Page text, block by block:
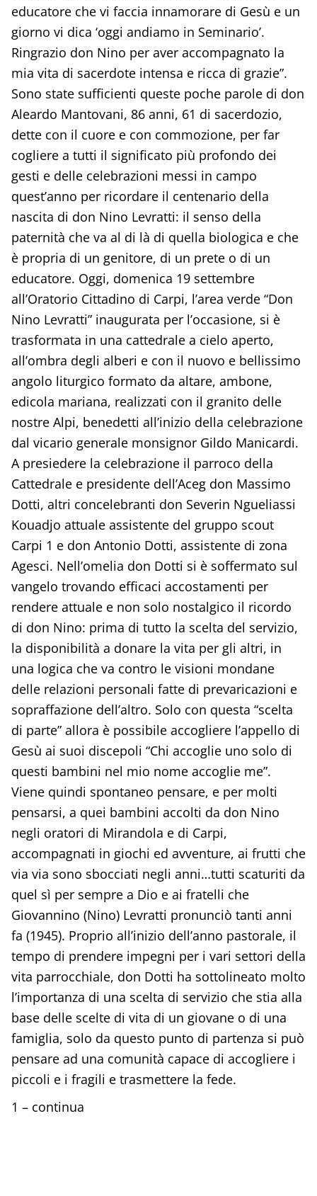
educatore che vi faccia innamorare di Gesù e un
giorno vi dica ‘oggi andiamo in Seminario’.
Ringrazio don Nino per aver accompagnato la
mia vita di sacerdote intensa e ricca di grazie”.
Sono state sufficienti queste poche parole di don
Aleardo Mantovani, 86 anni, 61 di sacerdozio,
dette con il cuore e con commozione, per far
cogliere a tutti il significato più profondo dei
gesti e delle celebrazioni messi in campo
quest’anno per ricordare il centenario della
nascita di don Nino Levratti: il senso della
paternità che va al di là di quella biologica e che
è propria di un genitore, di un prete o di un
educatore. Oggi, domenica 19 settembre
all’Oratorio Cittadino di Carpi, l’area verde “Don
Nino Levratti” inaugurata per l’occasione, si è
trasformata in una cattedrale a cielo aperto,
all’ombra degli alberi e con il nuovo e bellissimo
angolo liturgico formato da altare, ambone,
edicola mariana, realizzati con il granito delle
nostre Alpi, benedetti all’inizio della celebrazione
dal vicario generale monsignor Gildo Manicardi.
A presiedere la celebrazione il parroco della
Cattedrale e presidente dell’Aceg don Massimo
Dotti, altri concelebranti don Severin Ngueliassi
Kouadjo attuale assistente del gruppo scout
Carpi 1 e don Antonio Dotti, assistente di zona
Agesci. Nell’omelia don Dotti si è soffermato sul
vangelo trovando efficaci accostamenti per
rendere attuale e non solo nostalgico il ricordo
di don Nino: prima di tutto la scelta del servizio,
la disponibilità a donare la vita per gli altri, in
una logica che va contro le visioni mondane
delle relazioni personali fatte di prevaricazioni e
sopraffazione dell’altro. Solo con questa “scelta
di parte” allora è possibile accogliere l’appello di
Gesù ai suoi discepoli “Chi accoglie uno solo di
questi bambini nel mio nome accoglie me”.
Viene quindi spontaneo pensare, e per molti
pensarsi, a quei bambini accolti da don Nino
negli oratori di Mirandola e di Carpi,
accompagnati in giochi ed avventure, ai frutti che
via via sono sbocciati negli anni…tutti scaturiti da
quel sì per sempre a Dio e ai fratelli che
Giovannino (Nino) Levratti pronunciò tanti anni
fa (1945). Proprio all’inizio dell’anno pastorale, il
tempo di prendere impegni per i vari settori della
vita parrocchiale, don Dotti ha sottolineato molto
l’importanza di una scelta di servizio che stia alla
base delle scelte di vita di un giovane o di una
famiglia, solo da questo punto di partenza si può
pensare ad una comunità capace di accogliere i
piccoli e i fragili e trasmettere la fede.
1 – continua